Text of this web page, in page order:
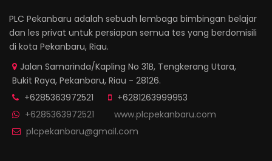
PLC Pekanbaru adalah sebuah lembaga bimbingan belajar
dan les privat untuk persiapan semua tes yang berdomisili
di kota Pekanbaru, Riau.
Jalan Samarinda/Kapling No 31B, Tengkerang Utara,
Bukit Raya, Pekanbaru, Riau - 28126.
+6285363972521
+6281263999953
+6285363972521
www.plcpekanbaru.com
plcpekanbaru@gmail.com